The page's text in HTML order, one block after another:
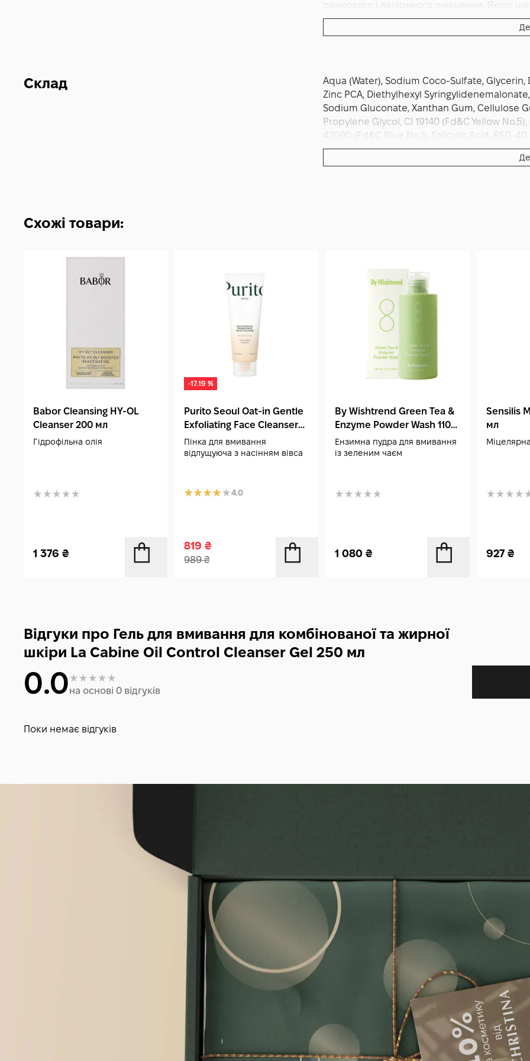
ранкового і вечірнього очищення. Якщо
перейди на режим один раз на день —
очищення обов'язково нанеси зволожувач:
Склад
Aqua (Water), Sodium Coco-Sulfate,
Zinc PCA, Diethylhexyl
Sodium Gluconate, Xanthan Gum, Cellulose
Propylene Glycol, CI 19140 (Fd&C Yellow
42090 (Fd&C Blue No.1), Salicylic Acid, PEG-
Hexamethylindanopyran, Linalyl Acetate.
Схожі товари:
Babor Cleansing HY-OL
Cleanser 200 мл
Гідрофільна олія
1 376 ₴
-17.19 %
Purito Seoul Oat-in Gentle
Exfoliating Face Cleanser
150 мл
Пінка для вмивання
відлущуюча з насінням вівса
4.0
819₴
989₴
By Wishtrend Green Tea &
Enzyme Powder Wash 110
мл
Ензимна пудра для вмивання
із зеленим чаєм
1 080₴
Sensilis
мл
927 ₴
Відгуки про Гель для вмивання для комбінованої та жирної
шкіри La Cabine Oil Control Cleanser Gel 250 мл
0.0на основі 0 відгуків
Поки немає відгуків